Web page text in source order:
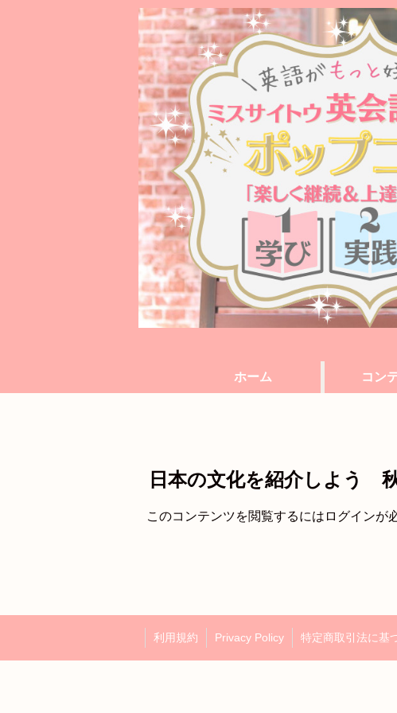
ホーム コン
日本の文化を紹介しよう
このコンテンツを閲覧するにはログインが
利用規約 Privacy Policy 特定商取引法に基